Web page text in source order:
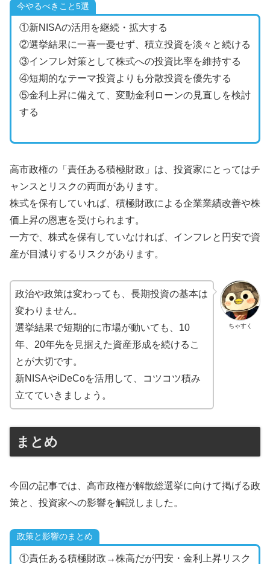
今やるべきこと5選
①新NISAの活用を継続・拡大する
②選挙結果に一喜一憂せず、積立投資を淡々と続ける
③インフレ対策として株式への投資比率を維持する
④短期的なテーマ投資よりも分散投資を優先する
⑤金利上昇に備えて、変動金利ローンの見直しを検討
する
高市政権の「責任ある積極財政」は、投資家にとってはチ
ャンスとリスクの両面があります。
株式を保有していれば、積極財政による企業業績改善や株
価上昇の恩恵を受けられます。
一方で、株式を保有していなければ、インフレと円安で資
産が目減りするリスクがあります。
ちゃすく
政治や政策は変わっても、長期投資の基本は
変わりません。
選挙結果で短期的に市場が動いても、10
年、20年先を見据えた資産形成を続けるこ
とが大切です。
新NISAやiDeCoを活用して、コツコツ積み
立てていきましょう。
まとめ
今回の記事では、高市政権が解散総選挙に向けて掲げる政
策と、投資家への影響を解説しました。
政策と影響のまとめ
①責任ある積極財政→株高だが円安・金利上昇リスク